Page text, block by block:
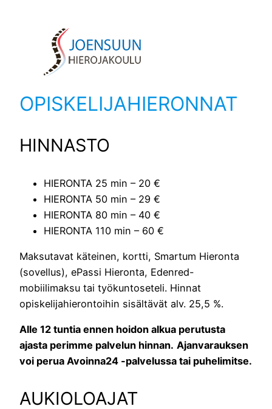
OPISKELIJAHIERONNAT
HINNASTO
HIERONTA 25 min – 20 €
HIERONTA 50 min – 29 €
HIERONTA 80 min – 40 €
HIERONTA 110 min – 60 €
Maksutavat käteinen, kortti, Smartum Hieronta
(sovellus), ePassi Hieronta, Edenred-
mobiilimaksu tai työkuntoseteli. Hinnat
opiskelijahierontoihin sisältävät alv. 25,5 %.
Alle 12 tuntia ennen hoidon alkua perutusta
ajasta perimme palvelun hinnan. Ajanvarauksen
voi perua Avoinna24 -palvelussa tai puhelimitse.
AUKIOLOAJAT